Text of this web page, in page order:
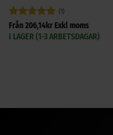
Betygsatt5
av 5
(1)
Från206,14krExkl moms
I LAGER (1-3 ARBETSDAGAR)